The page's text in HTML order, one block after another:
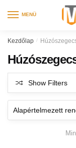
MENÜ
Kezdőlap /
Show Filters